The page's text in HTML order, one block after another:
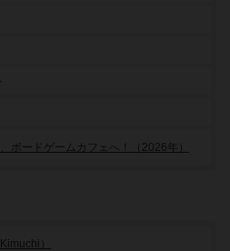
、ボードゲームカフェへ！（2026年）
）